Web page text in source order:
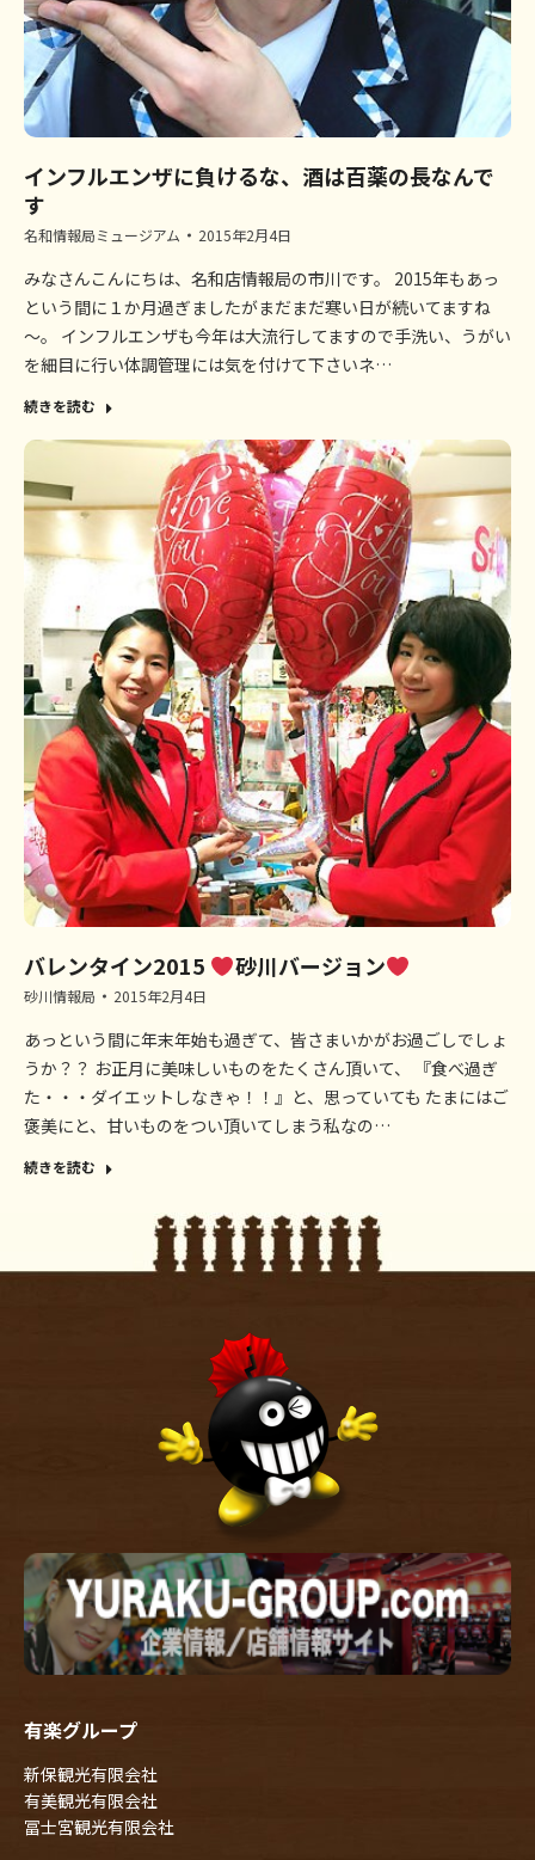
インフルエンザに負けるな、酒は百薬の長なんで
す
名和情報局ミュージアム 2015年2月4日
みなさんこんにちは、名和店情報局の市川です。 2015年もあっ
という間に１か月過ぎましたがまだまだ寒い日が続いてますね
～。 インフルエンザも今年は大流行してますので手洗い、うがい
を細目に行い体調管理には気を付けて下さいネ…
続きを読む
バレンタイン2015 砂川バージョン
砂川情報局 2015年2月4日
あっという間に年末年始も過ぎて、皆さまいかがお過ごしでしょ
うか？？ お正月に美味しいものをたくさん頂いて、 『食べ過ぎ
た・・・ダイエットしなきゃ！！』と、思っていても たまにはご
褒美にと、甘いものをつい頂いてしまう私なの…
続きを読む
有楽グループ
新保観光有限会社
有美観光有限会社
冨士宮観光有限会社